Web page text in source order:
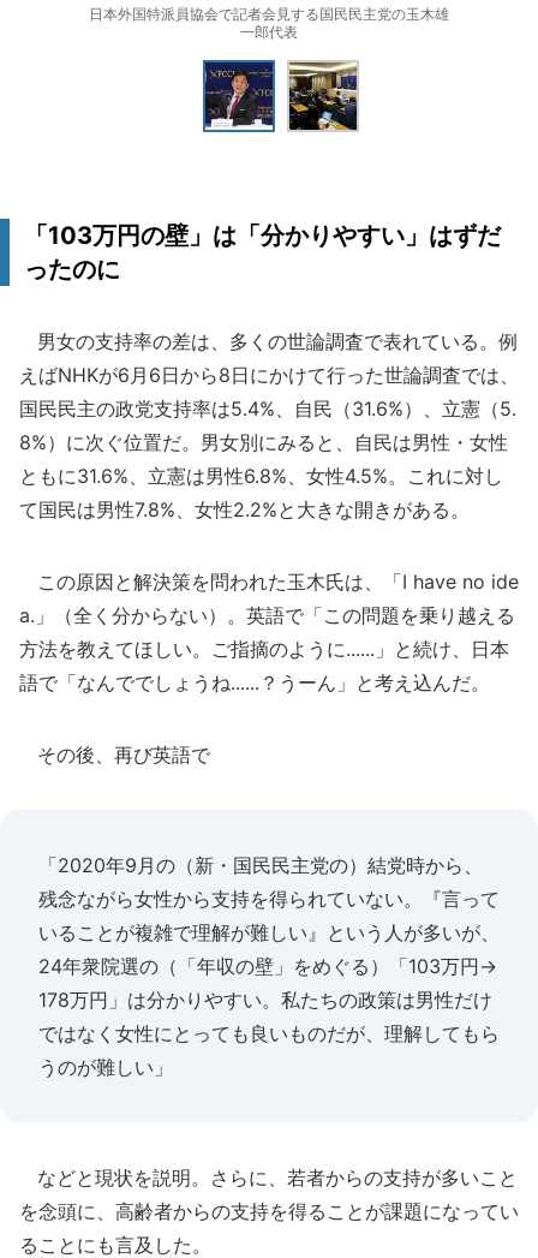
日本外国特派員協会で記者会見する国民民主党の玉木雄
一郎代表
「103万円の壁」は「分かりやすい」はずだ
ったのに
男女の支持率の差は、多くの世論調査で表れている。例
えばNHKが6月6日から8日にかけて行った世論調査では、
国民民主の政党支持率は5.4%、自民（31.6%）、立憲（5.
8%）に次ぐ位置だ。男女別にみると、自民は男性・女性
ともに31.6%、立憲は男性6.8%、女性4.5%。これに対し
て国民は男性7.8%、女性2.2%と大きな開きがある。
この原因と解決策を問われた玉木氏は、「I have no ide
a.」（全く分からない）。英語で「この問題を乗り越える
方法を教えてほしい。ご指摘のように......」と続け、日本
語で「なんででしょうね......？うーん」と考え込んだ。
その後、再び英語で
「2020年9月の（新・国民民主党の）結党時から、
残念ながら女性から支持を得られていない。『言って
いることが複雑で理解が難しい』という人が多いが、
24年衆院選の（「年収の壁」をめぐる）「103万円→
178万円」は分かりやすい。私たちの政策は男性だけ
ではなく女性にとっても良いものだが、理解してもら
うのが難しい」
などと現状を説明。さらに、若者からの支持が多いこと
を念頭に、高齢者からの支持を得ることが課題になってい
ることにも言及した。